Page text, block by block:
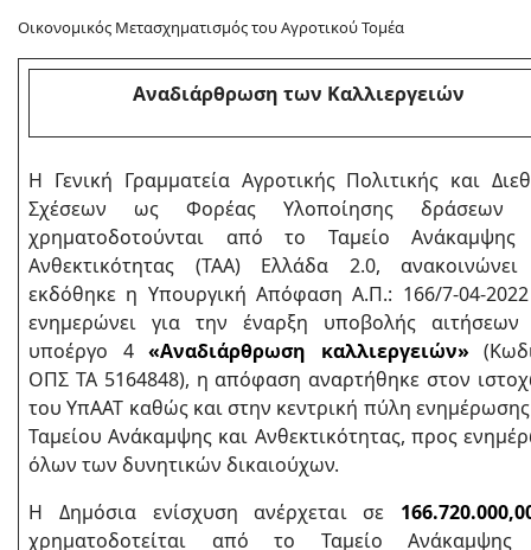
Οικονομικός Μετασχηματισμός του Αγροτικού Τομέα
Αναδιάρθρωση των Καλλιεργειών
Η Γενική Γραμματεία Αγροτικής Πολιτικής και
Σχέσεων ως Φορέας Υλοποίησης δράσεων
χρηματοδοτούνται από το Ταμείο Ανάκαμψης
Ανθεκτικότητας (ΤΑΑ) Ελλάδα 2.0, ανακοινώνει
εκδόθηκε η Υπουργική Απόφαση Α.Π.: 166/7-04-
ενημερώνει για την έναρξη υποβολής αιτήσεων
υποέργο 4 «Αναδιάρθρωση καλλιεργειών»
ΟΠΣ ΤΑ 5164848), η απόφαση αναρτήθηκε στον
του ΥπΑΑΤ καθώς και στην κεντρική πύλη
Ταμείου Ανάκαμψης και Ανθεκτικότητας, προς
όλων των δυνητικών δικαιούχων.
Η Δημόσια ενίσχυση ανέρχεται σε
χρηματοδοτείται από το Ταμείο Ανάκαμψης